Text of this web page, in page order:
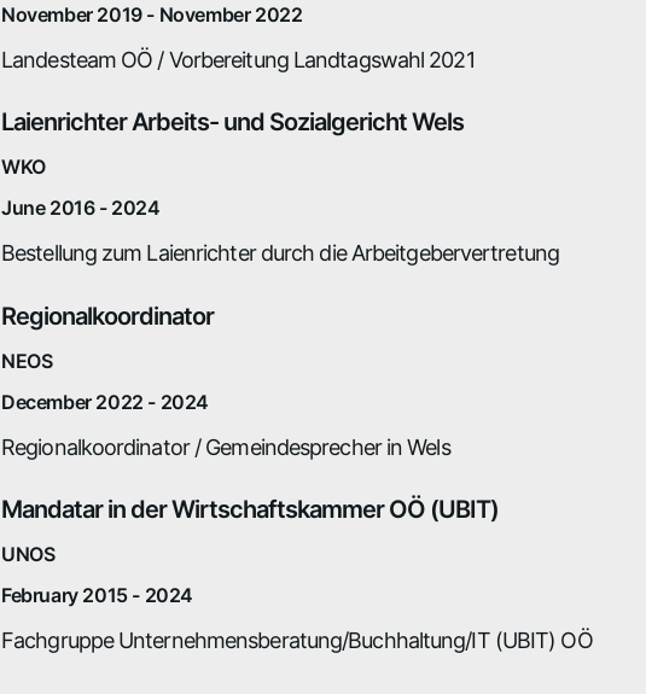
November 2019 - November 2022
Landesteam OÖ / Vorbereitung Landtagswahl 2021
Laienrichter Arbeits- und Sozialgericht Wels
WKO
June 2016 - 2024
Bestellung zum Laienrichter durch die Arbeitgebervertretung
Regionalkoordinator
NEOS
December 2022 - 2024
Regionalkoordinator / Gemeindesprecher in Wels
Mandatar in der Wirtschaftskammer OÖ (UBIT)
UNOS
February 2015 - 2024
Fachgruppe Unternehmensberatung/Buchhaltung/IT (UBIT) OÖ